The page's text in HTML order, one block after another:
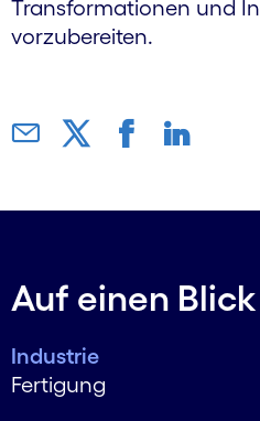
Transformationen und
vorzubereiten.
Auf einen Blick
Industrie
Fertigung